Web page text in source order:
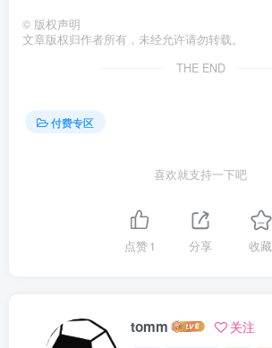
© 版权声明
文章版权归作者所有，未经允许请勿转载。
THE END
付费专区
喜欢就支持一下吧
点赞1 分享 收藏
tomm 关注